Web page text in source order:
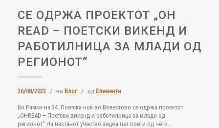
СЕ ОДРЖА ПРОЕКТОТ „OH
READ ‒ ПОЕТСКИ ВИКЕНД И
РАБОТИЛНИЦА ЗА МЛАДИ ОД
РЕГИОНОТ“
26/08/2022 / во Блог / од Елементи
Во Рамки на 34. Поетска ноќ во Велестово се одржа проектот
„OHREAD ‒ Поетски викенд и работилница за млади од
регионот“.На настанот учество зедоа пет поети од чети...